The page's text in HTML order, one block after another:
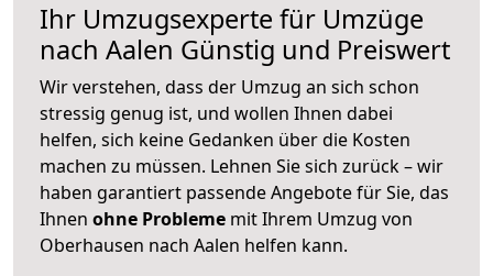
Ihr Umzugsexperte für Umzüge
nach Aalen Günstig und Preiswert
Wir verstehen, dass der Umzug an sich schon
stressig genug ist, und wollen Ihnen dabei
helfen, sich keine Gedanken über die Kosten
machen zu müssen. Lehnen Sie sich zurück – wir
haben garantiert passende Angebote für Sie, das
Ihnen ohne Probleme mit Ihrem Umzug von
Oberhausen nach Aalen helfen kann.